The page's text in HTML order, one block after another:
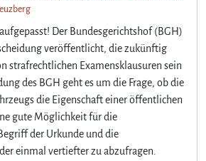
z
u
s
a
m
m
n
g
Der Bundesgerichtshof (BGH)
veröffentlicht, die zukünftig
strafrechtlichen Examensklausuren sein
des BGH geht es um die Frage, ob die
die Eigenschaft einer öffentlichen
gute Möglichkeit für die
der Urkunde und die
einmal vertiefter zu abzufragen.